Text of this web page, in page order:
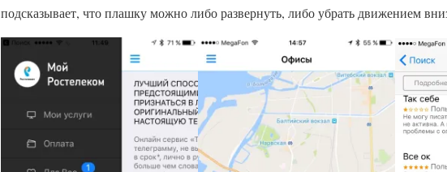
подсказывает, что плашку можно либо развернуть, либо убрать движением